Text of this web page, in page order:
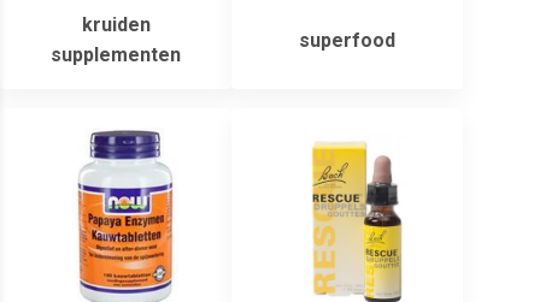
kruiden
supplementen
superfood